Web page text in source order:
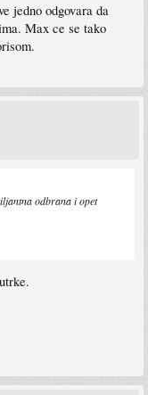
jedno odgovara da
Max ce se tako
odbrana i opet